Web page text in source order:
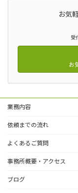
お気
受
お
業務内容
依頼までの流れ
よくあるご質問
事務所概要・アクセス
ブログ